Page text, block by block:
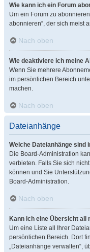
Wie kann ich ein Forum
Um ein Forum zu
abonnieren“, der sich meist
Nach oben
Wie deaktiviere ich meine
Wenn Sie mehrere
im persönlichen Bereich
machen.
Nach oben
Dateianhänge
Welche Dateianhänge sind
Die Board-Administration
verbieten. Falls Sie sich
können und Sie
Board-Administration.
Nach oben
Kann ich eine Übersicht all
Um eine Liste all Ihrer
persönlichen Bereich. Dort
„Dateianhänge verwalten“,